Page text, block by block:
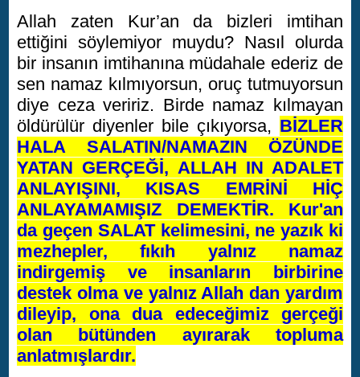
Allah zaten Kur’an da bizleri imtihan
ettiğini söylemiyor muydu? Nasıl olurda
bir insanın imtihanına müdahale ederiz de
sen namaz kılmıyorsun, oruç tutmuyorsun
diye ceza veririz. Birde namaz kılmayan
öldürülür diyenler bile çıkıyorsa, BİZLER
HALA SALATIN/NAMAZIN ÖZÜNDE
YATAN GERÇEĞİ, ALLAH IN ADALET
ANLAYIŞINI, KISAS EMRİNİ HİÇ
ANLAYAMAMIŞIZ DEMEKTİR. Kur'an
da geçen SALAT kelimesini, ne yazık ki
mezhepler, fıkıh yalnız namaz
indirgemiş ve insanların birbirine
destek olma ve yalnız Allah dan yardım
dileyip, ona dua edeceğimiz gerçeği
olan bütünden ayırarak topluma
anlatmışlardır.